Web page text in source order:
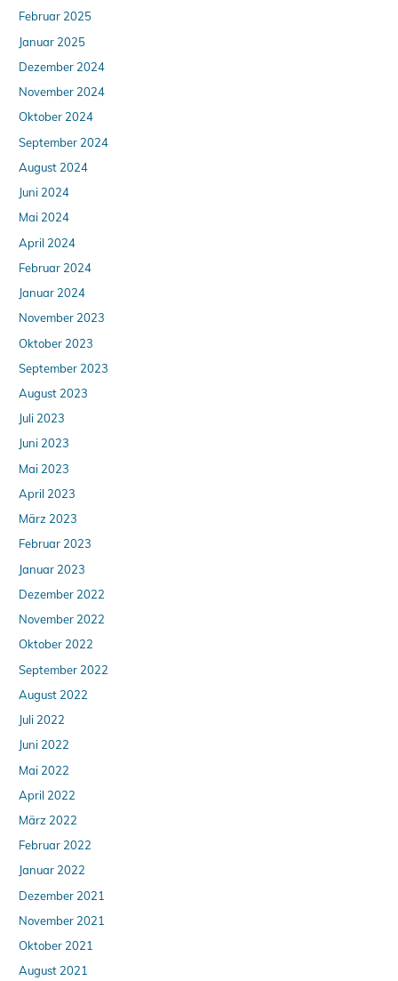
Februar 2025
Januar 2025
Dezember 2024
November 2024
Oktober 2024
September 2024
August 2024
Juni 2024
Mai 2024
April 2024
Februar 2024
Januar 2024
November 2023
Oktober 2023
September 2023
August 2023
Juli 2023
Juni 2023
Mai 2023
April 2023
März 2023
Februar 2023
Januar 2023
Dezember 2022
November 2022
Oktober 2022
September 2022
August 2022
Juli 2022
Juni 2022
Mai 2022
April 2022
März 2022
Februar 2022
Januar 2022
Dezember 2021
November 2021
Oktober 2021
August 2021